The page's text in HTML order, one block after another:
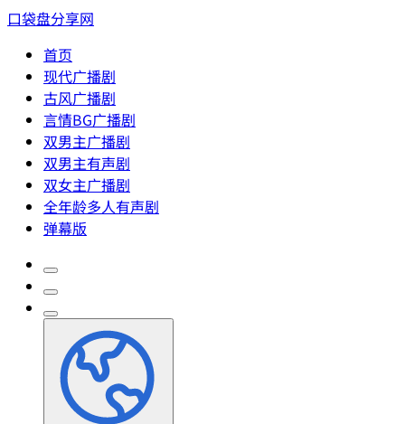
口袋盘分享网
首页
现代广播剧
古风广播剧
言情BG广播剧
双男主广播剧
双男主有声剧
双女主广播剧
全年龄多人有声剧
弹幕版